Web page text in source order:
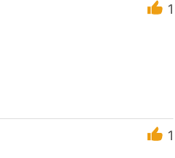
1
1